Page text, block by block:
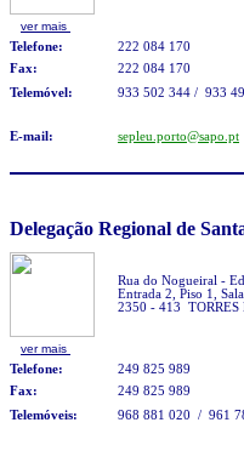
ver mais
Telefone:
222 084 170
Fax:
222 084 170
Telemóvel:
933 502 344 / 933
E-mail: sepleu.porto@sapo.pt
Delegação Regional de
Rua do Nogueiral -
Entrada 2, Piso 1,
2350 - 413 TORRES
ver mais
Telefone:
249 825 989
Fax:
249 825 989
Telemóveis:
968 881 020 / 961